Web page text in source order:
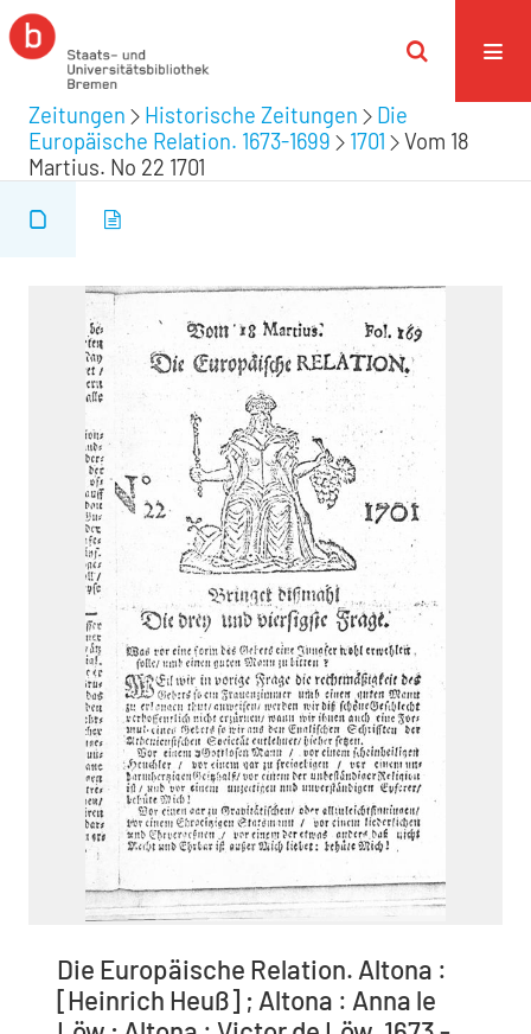
Zeitungen Historische Zeitungen
Die
Europäische Relation. 1673-1699
1701
Vom 18
Martius. No 22 1701
Die Europäische Relation. Altona :
[Heinrich Heuß] ; Altona : Anna le